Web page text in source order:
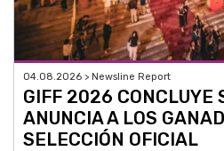
04.08.2026 > Newsline Report
GIFF 2026 CONCLUYE
ANUNCIA A LOS
SELECCIÓN OFICIAL